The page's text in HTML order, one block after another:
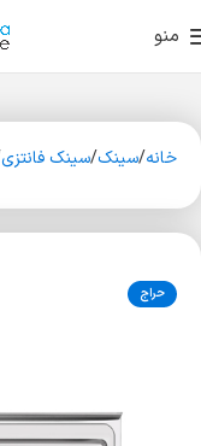
منو
خانه سینک سینک فانتزی
حراج